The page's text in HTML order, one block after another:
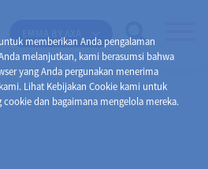
memberikan Anda pengalaman
melanjutkan, kami berasumsi bahwa
yang Anda pergunakan menerima
Lihat Kebijakan Cookie kami untuk
dan bagaimana mengelola mereka.